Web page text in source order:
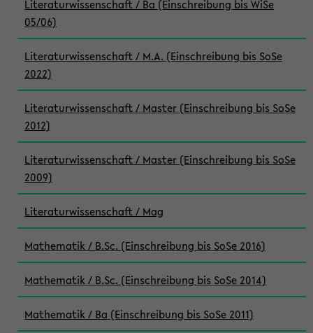
Literaturwissenschaft / Ba (Einschreibung bis WiSe
05/06)
Literaturwissenschaft / M.A. (Einschreibung bis SoSe
2022)
Literaturwissenschaft / Master (Einschreibung bis SoSe
2012)
Literaturwissenschaft / Master (Einschreibung bis SoSe
2009)
Literaturwissenschaft / Mag
Mathematik / B.Sc. (Einschreibung bis SoSe 2016)
Mathematik / B.Sc. (Einschreibung bis SoSe 2014)
Mathematik / Ba (Einschreibung bis SoSe 2011)